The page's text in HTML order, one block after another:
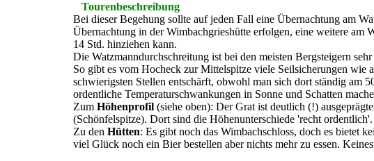
Tourenbeschreibung
Bei dieser Begehung sollte auf jeden Fall eine Übernachtung am
Übernachtung in der Wimbachgrieshütte erfolgen, eine weitere am
14 Std. hinziehen kann.
Die Watzmanndurchschreitung ist bei den meisten Bergsteigern
So gibt es vom Hocheck zur Mittelspitze viele Seilsicherungen wie
schwierigsten Stellen entschärft, obwohl man sich dort ständig am
ordentliche Temperaturschwankungen in Sonne und Schatten
Zum Höhenprofil(siehe oben): Der Grat ist deutlich (!)
(Schönfelspitze). Dort sind die Höhenunterschiede 'recht ordentlich'.
Zu den Hütten: Es gibt noch das Wimbachschloss, doch es bietet
viel Glück noch ein Bier bestellen aber nichts mehr zu essen.